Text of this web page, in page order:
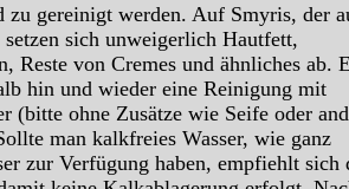
zu gereinigt werden. Auf Smyris, der
sich unweigerlich Hautfett,
Reste von Cremes und ähnliches ab.
hin und wieder eine Reinigung mit
(bitte ohne Zusätze wie Seife oder
man kalkfreies Wasser, wie ganz
zur Verfügung haben, empfiehlt sich